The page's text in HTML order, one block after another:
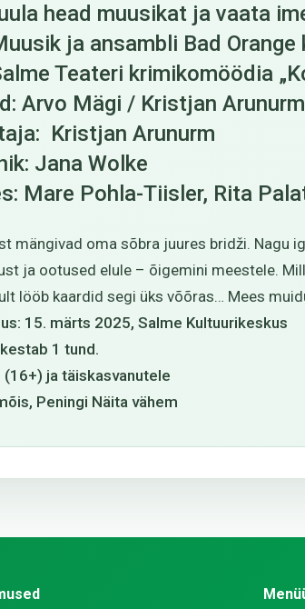
head muusikat ja vaata
ja ansambli Bad Orange
Teateri krimikomöödia
Arvo Mägi / Kristjan Arunurm
Kristjan Arunurm
Jana Wolke
Mare Pohla-Tiisler, Rita
mängivad oma sõbra juures bridži. Nagu
ja ootused elule – õigemini meestele.
lööb kaardid segi üks võõras… Mees
15. märts 2025, Salme Kultuurikeskus
1 tund.
ja täiskasvanutele
Peningi Näita vähem